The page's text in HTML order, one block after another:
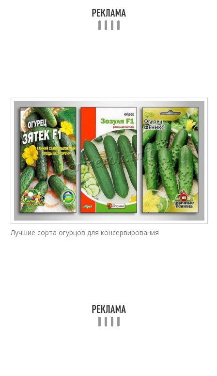
Лучшие сорта огурцов для консервирования